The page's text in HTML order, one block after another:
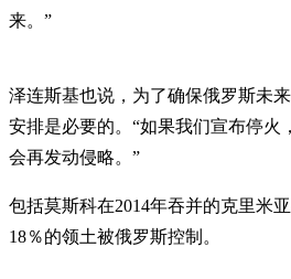
来。”
泽连斯基也说，为了确保俄罗斯未
安排是必要的。“如果我们宣布停火
会再发动侵略。”
包括莫斯科在2014年吞并的克里米
18％的领土被俄罗斯控制。